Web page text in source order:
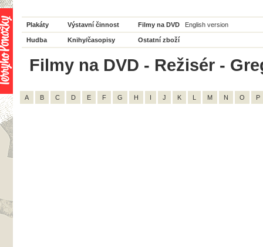
Plakáty Výstavní činnost Filmy na DVD English version
Hudba Knihy/časopisy Ostatní zboží
Filmy na DVD - Režisér -
A B C D E F G H I J K L M N O P